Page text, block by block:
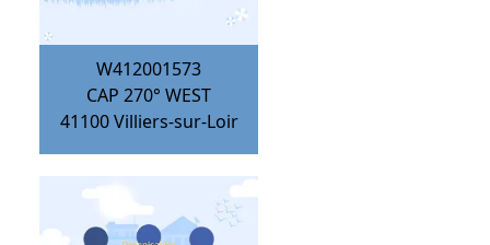
W412001573
CAP 270° WEST
41100 Villiers-sur-Loir